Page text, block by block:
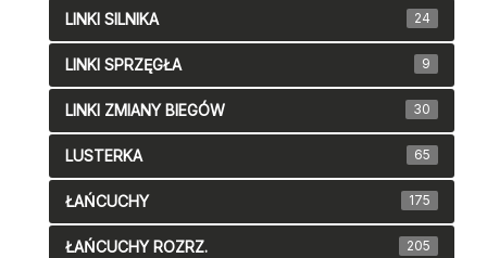
LINKI SILNIKA 24
LINKI SPRZĘGŁA 9
LINKI ZMIANY BIEGÓW 30
LUSTERKA 65
ŁAŃCUCHY 175
ŁAŃCUCHY ROZRZ. 205